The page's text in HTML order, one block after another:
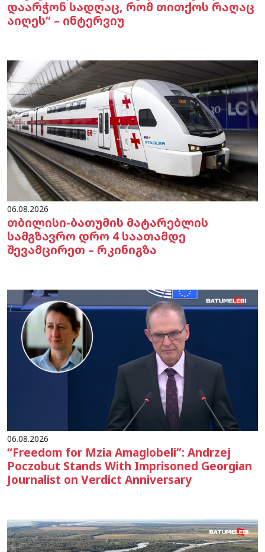
დაარჭონ სადღაც, რომ თითქოს რაღაც
აიღეს“ – ინტერვიუ
06.08.2026
თბილისი-ბათუმის მატარებლის
სამგზავრო დრო 4 საათამდე
შევამცირეთ – რკინიგზა
06.08.2026
“Freedom for Mzia Amaglobeli”: Andrzej
Poczobut Stands With Imprisoned Georgian
Journalist on Verdict Anniversary